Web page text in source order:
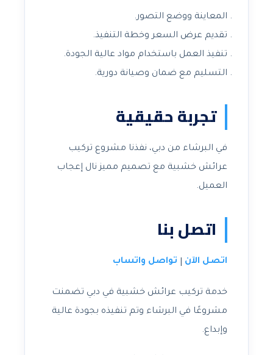
المعاينة ووضع التصور.
تقديم عرض السعر وخطة التنفيذ.
تنفيذ العمل باستخدام مواد عالية الجودة.
التسليم مع ضمان وصيانة دورية.
تجربة حقيقية
في البرشاء من دبي، نفذنا مشروع تركيب
عرائش خشبية مع تصميم مميز نال إعجاب
العميل.
اتصل بنا
اتصل الآن تواصل واتساب
خدمة تركيب عرائش خشبية في دبي تضمنت
مشروعًا في البرشاء وتم تنفيذه بجودة عالية
وإبداع.